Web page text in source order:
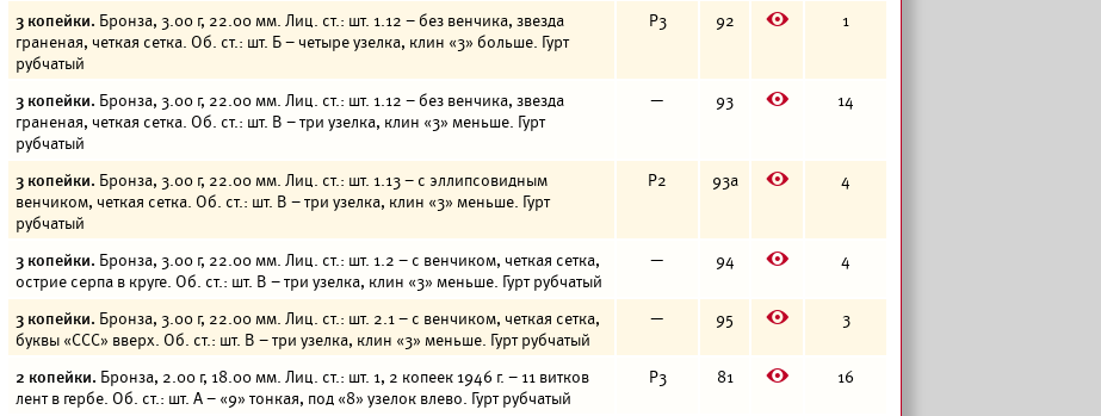
3 копейки. Бронза, 3.00 г, 22.00 мм. Лиц. ст.: шт. 1.12 – без венчика, звезда
граненая, четкая сетка. Об. ст.: шт. Б – четыре узелка, клин «3» больше. Гурт
рубчатый
Р3 92 E 1
3 копейки. Бронза, 3.00 г, 22.00 мм. Лиц. ст.: шт. 1.12 – без венчика, звезда
граненая, четкая сетка. Об. ст.: шт. В – три узелка, клин «3» меньше. Гурт
рубчатый
— 93 E 14
3 копейки. Бронза, 3.00 г, 22.00 мм. Лиц. ст.: шт. 1.13 – с эллипсовидным
венчиком, четкая сетка. Об. ст.: шт. В – три узелка, клин «3» меньше. Гурт
рубчатый
Р2 93а E 4
3 копейки. Бронза, 3.00 г, 22.00 мм. Лиц. ст.: шт. 1.2 – с венчиком, четкая сетка,
острие серпа в круге. Об. ст.: шт. В – три узелка, клин «3» меньше. Гурт рубчатый
— 94 E 4
3 копейки. Бронза, 3.00 г, 22.00 мм. Лиц. ст.: шт. 2.1 – с венчиком, четкая сетка,
буквы «ССС» вверх. Об. ст.: шт. В – три узелка, клин «3» меньше. Гурт рубчатый
— 95 E 3
2 копейки. Бронза, 2.00 г, 18.00 мм. Лиц. ст.: шт. 1, 2 копеек 1946 г. – 11 витков
лент в гербе. Об. ст.: шт. А – «9» тонкая, под «8» узелок влево. Гурт рубчатый
Р3 81 E 16